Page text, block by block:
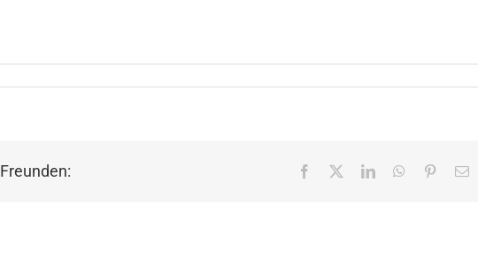
Facebook LinkedInWhatsApp
Pinterest
E-